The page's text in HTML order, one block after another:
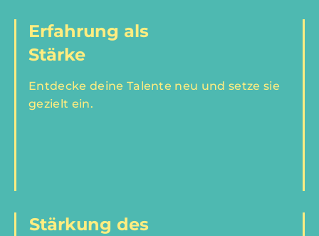
Erfahrung als
Stärke
Entdecke deine Talente neu und setze sie
gezielt ein.
Stärkung des